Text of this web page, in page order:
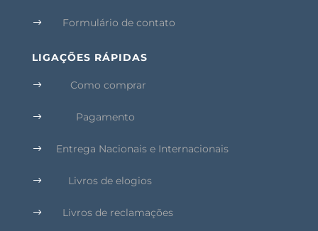
$ Formulário de contato
LIGAÇÕES RÁPIDAS
$ Como comprar
$ Pagamento
$ Entrega Nacionais e Internacionais
$ Livros de elogios
$ Livros de reclamações